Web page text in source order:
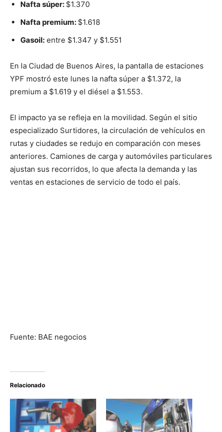
Nafta súper: $1.370
Nafta premium: $1.618
Gasoil: entre $1.347 y $1.551
En la Ciudad de Buenos Aires, la pantalla de estaciones
YPF mostró este lunes la nafta súper a $1.372, la
premium a $1.619 y el diésel a $1.553.
El impacto ya se refleja en la movilidad. Según el sitio
especializado Surtidores, la circulación de vehículos en
rutas y ciudades se redujo en comparación con meses
anteriores. Camiones de carga y automóviles particulares
ajustan sus recorridos, lo que afecta la demanda y las
ventas en estaciones de servicio de todo el país.
Fuente: BAE negocios
Relacionado